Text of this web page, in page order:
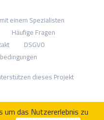
einem Spezialisten
Häufige Fragen
DSGVO
dieses Projekt
um das Nutzererlebnis zu